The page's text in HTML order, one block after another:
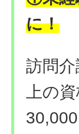
に！
訪問
上の